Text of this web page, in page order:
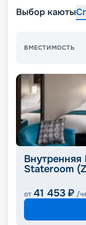
Выбор каюты
ВМЕСТИМОСТЬ
Stateroom
от 41 453 ₽ /